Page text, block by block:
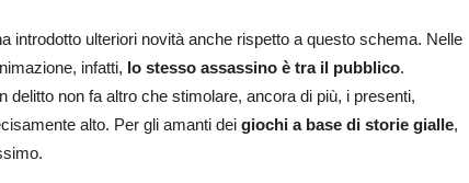
introdotto ulteriori novità anche rispetto a questo schema. Nelle
infatti, lo stesso assassino è tra il pubblico.
non fa altro che stimolare, ancora di più, i presenti,
alto. Per gli amanti dei giochi a base di storie gialle,